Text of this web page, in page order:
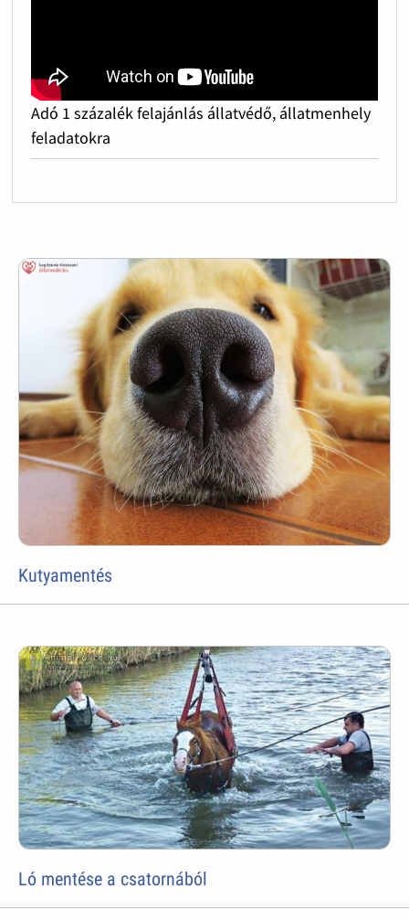
Adó 1 százalék felajánlás állatvédő, állatmenhely
feladatokra
Kutyamentés
Ló mentése a csatornából